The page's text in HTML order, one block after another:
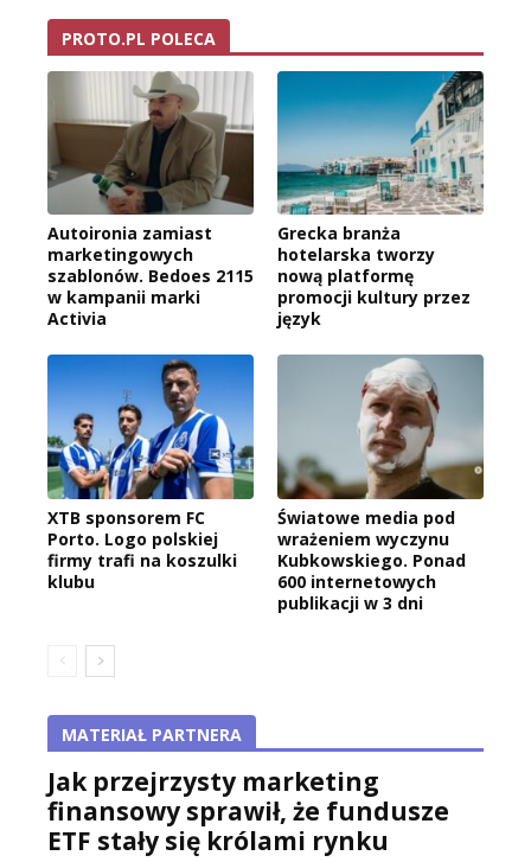
PROTO.PL POLECA
Autoironia zamiast
marketingowych
szablonów. Bedoes 2115
w kampanii marki
Activia
Grecka branża
hotelarska tworzy
nową platformę
promocji kultury przez
język
XTB sponsorem FC
Porto. Logo polskiej
firmy trafi na koszulki
klubu
Światowe media pod
wrażeniem wyczynu
Kubkowskiego. Ponad
600 internetowych
publikacji w 3 dni
MATERIAŁ PARTNERA
Jak przejrzysty marketing
finansowy sprawił, że fundusze
ETF stały się królami rynku